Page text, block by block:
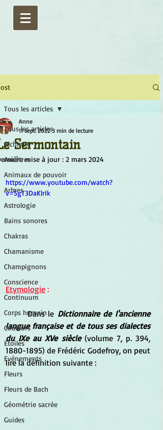
Tous les articles
Alchimie
Ancêtres
Animaux de pouvoir
Arbres
Astrologie
Bains sonores
Chakras
Chamanisme
Champignons
Conscience
Continuum
Corps humain
Couleurs
Etoiles
Evénements
Fleurs
Fleurs de Bach
Géométrie sacrée
Guides
Tous les articles
Sermontain
Anne
11 sept. 2022 3 min de lecture
mise à jour : 2 mars 2024
https://www.youtube.com/watch?
v=5gT3DaKlrIk
Etymologie :
	Dans le
Dictionnaire de l'ancienne
langue française et de tous ses dialectes
du IXe au XVe siècle (volume 7, p. 394,
1880-1895) de Frédéric Godefroy, on peut
lire la définition suivante :